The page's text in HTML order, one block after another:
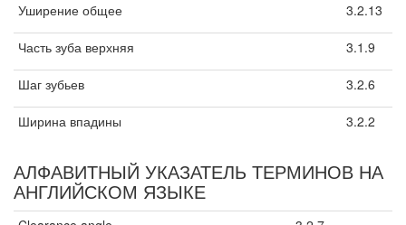
Уширение общее 3.2.13
Часть зуба верхняя 3.1.9
Шаг зубьев 3.2.6
Ширина впадины 3.2.2
АЛФАВИТНЫЙ УКАЗАТЕЛЬ ТЕРМИНОВ НА
АНГЛИЙСКОМ ЯЗЫКЕ